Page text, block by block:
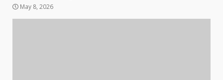
May 8, 2026